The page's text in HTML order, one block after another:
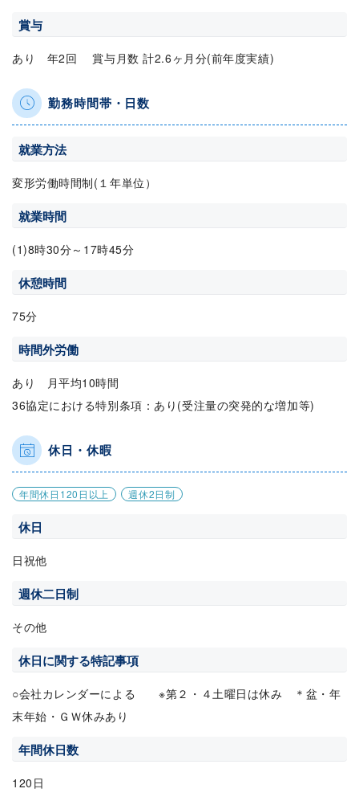
賞与
あり 年2回 賞与月数 計2.6ヶ月分(前年度実績)
勤務時間帯・日数
就業方法
変形労働時間制(１年単位）
就業時間
(1)8時30分～17時45分
休憩時間
75分
時間外労働
あり 月平均10時間
36協定における特別条項：あり(受注量の突発的な増加等)
休日・休暇
年間休日120日以上 週休2日制
休日
日祝他
週休二日制
その他
休日に関する特記事項
○会社カレンダーによる ※第２・４土曜日は休み ＊盆・年
末年始・ＧＷ休みあり
年間休日数
120日